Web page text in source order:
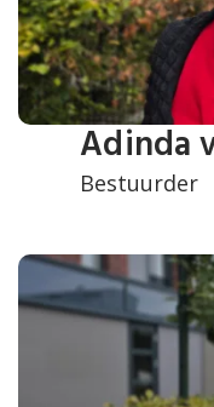
Adinda
Bestuurder